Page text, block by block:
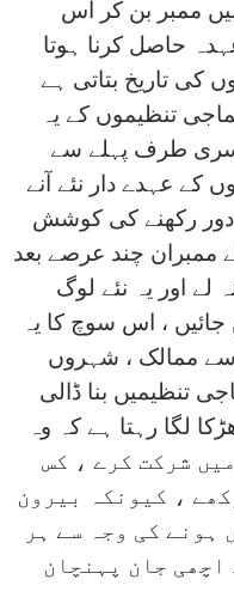
ممبر بن کر اس
حاصل کرنا ہوتا
کی تاریخ بتاتی ہے
تنظیموں کے یہ
طرف پہلے سے
کے عہدے دار نئے آنے
دور رکھنے کی کوشش
ممبران چند عرصے بعد
لے اور یہ نئے لوگ
، اس سوچ کا یہ
سے ممالک ، شہروں
تنظیمیں بنا ڈالی
لگا رہتا ہے کہ وہ
میں شرکت کرے ، کس
، کیونکہ بیرون
ہونے کی وجہ سے ہر
اچھی جان پہنچان